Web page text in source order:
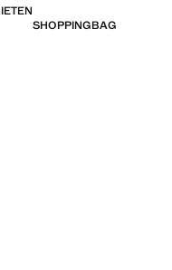
SHOPPINGBAG